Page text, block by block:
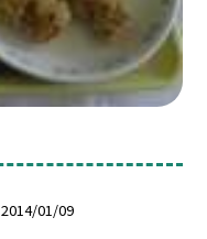
2014/01/09